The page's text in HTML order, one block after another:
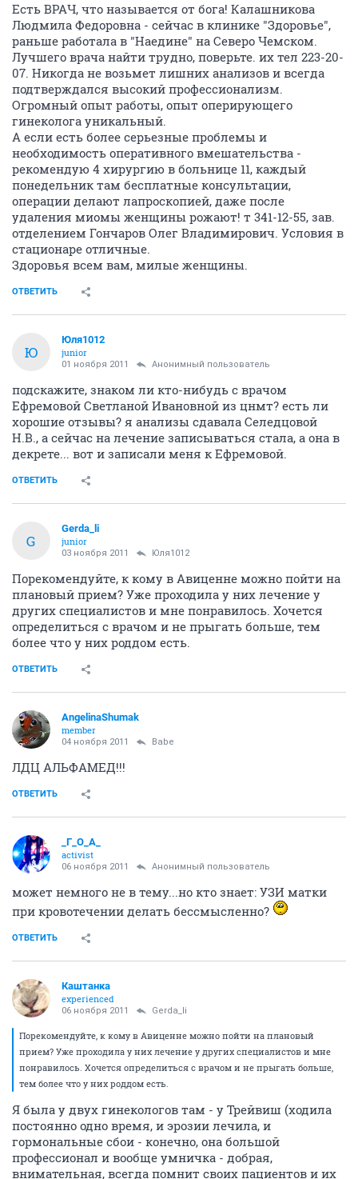
Есть ВРАЧ, что называется от бога! Калашникова
Людмила Федоровна - сейчас в клинике "Здоровье",
раньше работала в "Наедине" на Северо Чемском.
Лучшего врача найти трудно, поверьте. их тел 223-20-
07. Никогда не возьмет лишних анализов и всегда
подтверждался высокий профессионализм.
Огромный опыт работы, опыт оперирующего
гинеколога уникальный.
А если есть более серьезные проблемы и
необходимость оперативного вмешательства -
рекомендую 4 хирургию в больнице 11, каждый
понедельник там бесплатные консультации,
операции делают лапроскопией, даже после
удаления миомы женщины рожают! т 341-12-55, зав.
отделением Гончаров Олег Владимирович. Условия в
стационаре отличные.
Здоровья всем вам, милые женщины.
ОТВЕТИТЬ
Ю
Юля1012
junior
01 ноября 2011 Анонимный пользователь
подскажите, знаком ли кто-нибудь с врачом
Ефремовой Светланой Ивановной из цнмт? есть ли
хорошие отзывы? я анализы сдавала Селедцовой
Н.В., а сейчас на лечение записываться стала, а она в
декрете... вот и записали меня к Ефремовой.
ОТВЕТИТЬ
G
Gerda_li
junior
03 ноября 2011 Юля1012
Порекомендуйте, к кому в Авиценне можно пойти на
плановый прием? Уже проходила у них лечение у
других специалистов и мне понравилось. Хочется
определиться с врачом и не прыгать больше, тем
более что у них роддом есть.
ОТВЕТИТЬ
AngelinaShumak
member
04 ноября 2011 Babe
ЛДЦ АЛЬФАМЕД!!!
ОТВЕТИТЬ
_Г_О_А_
activist
06 ноября 2011 Анонимный пользователь
может немного не в тему...но кто знает: УЗИ матки
при кровотечении делать бессмысленно?
ОТВЕТИТЬ
Каштанка
experienced
06 ноября 2011 Gerda_li
Порекомендуйте, к кому в Авиценне можно пойти на плановый
прием? Уже проходила у них лечение у других специалистов и мне
понравилось. Хочется определиться с врачом и не прыгать больше,
тем более что у них роддом есть.
Я была у двух гинекологов там - у Трейвиш (ходила
постоянно одно время, и эрозии лечила, и
гормональные сбои - конечно, она большой
профессионал и вообще умничка - добрая,
внимательная, всегда помнит своих пациентов и их